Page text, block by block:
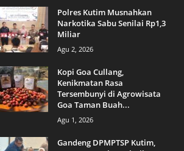
Polres Kutim Musnahkan
Narkotika Sabu Senilai Rp1,3
Miliar
Agu 2, 2026
Kopi Goa Cullang,
Kenikmatan Rasa
Tersembunyi di Agrowisata
Goa Taman Buah...
Agu 1, 2026
Gandeng DPMPTSP Kutim,